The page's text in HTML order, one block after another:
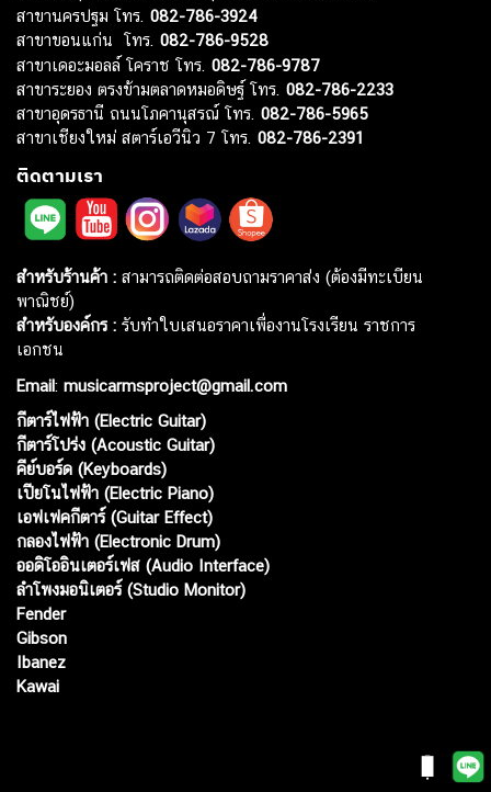
สาขานครปฐม โทร. 082-786-3924
สาขาขอนแก่น โทร. 082-786-9528
สาขาเดอะมอลล์ โคราช โทร. 082-786-9787
สาขาระยอง ตรงข้ามตลาดหมอดิษฐ์ โทร. 082-786-2233
สาขาอุดรธานี ถนนโภคานุสรณ์ โทร. 082-786-5965
สาขาเชียงใหม่ สตาร์เอวีนิว 7 โทร. 082-786-2391
ติดตามเรา
สำหรับร้านค้า : สามารถติดต่อสอบถามราคาส่ง (ต้องมีทะเบียน
พาณิชย์)
สำหรับองค์กร : รับทำใบเสนอราคาเพื่องานโรงเรียน ราชการ
เอกชน
Email: musicarmsproject@gmail.com
กีตาร์ไฟฟ้า (Electric Guitar)
กีตาร์โปร่ง (Acoustic Guitar)
คีย์บอร์ด (Keyboards)
เปียโนไฟฟ้า (Electric Piano)
เอฟเฟคกีตาร์ (Guitar Effect)
กลองไฟฟ้า (Electronic Drum)
ออดิโออินเตอร์เฟส (Audio Interface)
ลำโพงมอนิเตอร์ (Studio Monitor)
Fender
Gibson
Ibanez
Kawai